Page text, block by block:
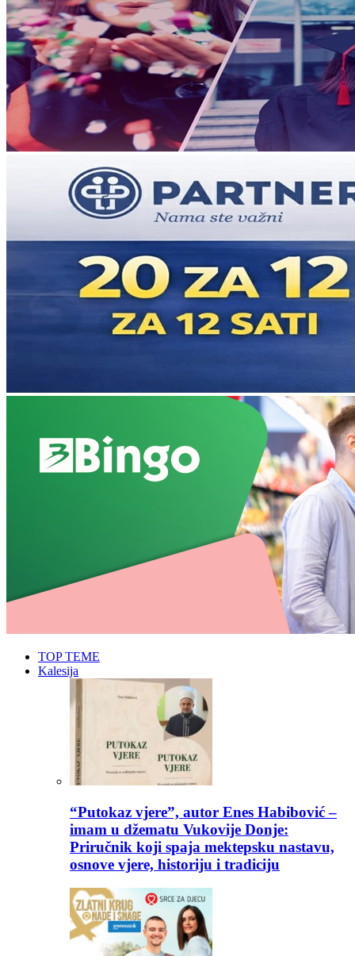
TOP TEME
Kalesija
“Putokaz vjere”, autor Enes Habibović –
imam u džematu Vukovije Donje:
Priručnik koji spaja mektepsku nastavu,
osnove vjere, historiju i tradiciju